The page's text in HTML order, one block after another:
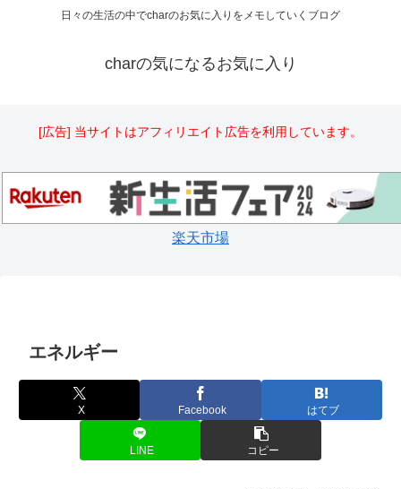
日々の生活の中でcharのお気に入りをメモしていくブログ
charの気になるお気に入り
[広告] 当サイトはアフィリエイト広告を利用しています。
楽天市場
エネルギー
X Facebook はてブ
LINE コピー